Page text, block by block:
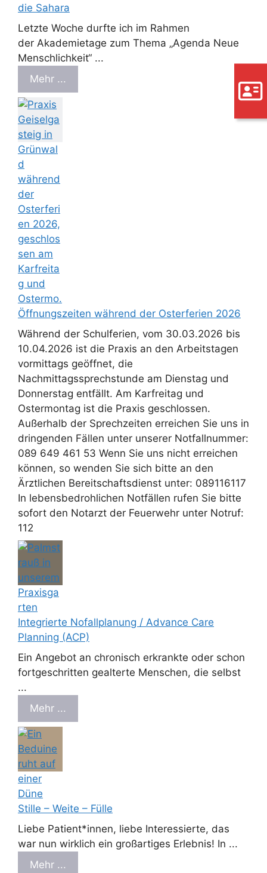
die Sahara
Letzte Woche durfte ich im Rahmen
der Akademietage zum Thema „Agenda Neue
Menschlichkeit“ ...
Mehr ...
Öffnungszeiten während der Osterferien 2026
Während der Schulferien, vom 30.03.2026 bis
10.04.2026 ist die Praxis an den Arbeitstagen
vormittags geöffnet, die
Nachmittagssprechstunde am Dienstag und
Donnerstag entfällt. Am Karfreitag und
Ostermontag ist die Praxis geschlossen.
Außerhalb der Sprechzeiten erreichen Sie uns in
dringenden Fällen unter unserer Notfallnummer:
089 649 461 53 Wenn Sie uns nicht erreichen
können, so wenden Sie sich bitte an den
Ärztlichen Bereitschaftsdienst unter: 089116117
In lebensbedrohlichen Notfällen rufen Sie bitte
sofort den Notarzt der Feuerwehr unter Notruf:
112
Integrierte Nofallplanung / Advance Care
Planning (ACP)
Ein Angebot an chronisch erkrankte oder schon
fortgeschritten gealterte Menschen, die selbst
...
Mehr ...
Stille – Weite – Fülle
Liebe Patient*innen, liebe Interessierte, das
war nun wirklich ein großartiges Erlebnis! In ...
Mehr ...